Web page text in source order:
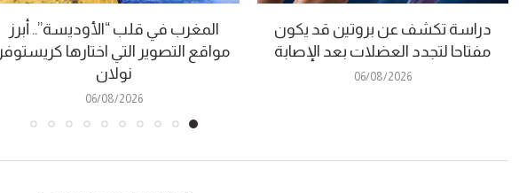
دراسة تكشف عن بروتين قد يكون
مفتاحا لتجدد العضلات بعد الإصابة
06/08/2026
المغرب في قلب “الأوديسة”.. أبرز
مواقع التصوير التي اختارها كريستوفر
نولان
06/08/2026